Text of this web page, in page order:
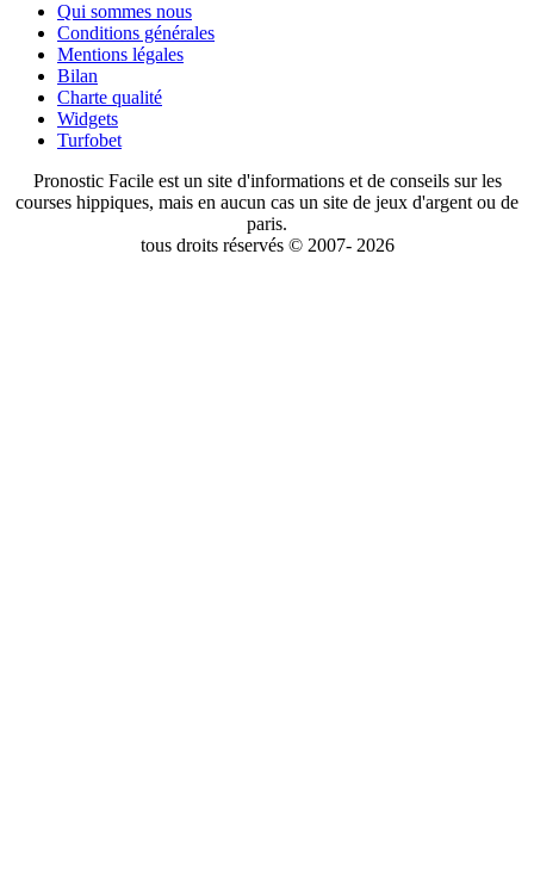
Qui sommes nous
Conditions générales
Mentions légales
Bilan
Charte qualité
Widgets
Turfobet
Pronostic Facile est un site d'informations et de conseils sur les
courses hippiques, mais en aucun cas un site de jeux d'argent ou de
paris.
tous droits réservés © 2007- 2026